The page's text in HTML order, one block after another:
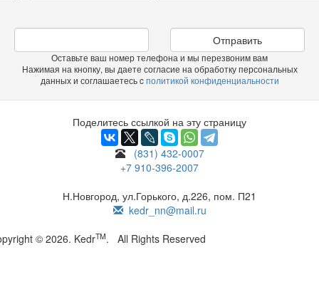
Отправить
Оставьте ваш номер телефона и мы перезвоним вам
Нажимая на кнопку, вы даете согласие на обработку персональных
данных и соглашаетесь cполитикой конфиденциальности
Поделитесь ссылкой на эту страницу
(831) 432-0007
+7 910-396-2007
Н.Новгород, ул.Горького, д.226, пом. П21
kedr_nn@mail.ru
© 2026. KedrTM. All Rights Reserved